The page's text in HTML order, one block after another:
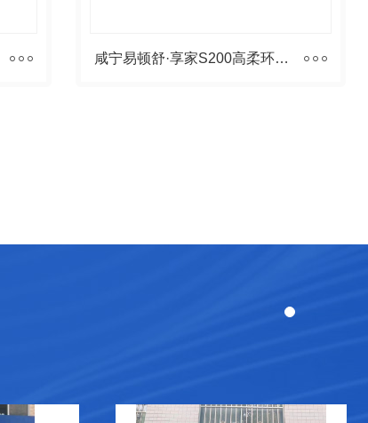
咸宁易顿舒·享家S200高柔环保型防水浆料